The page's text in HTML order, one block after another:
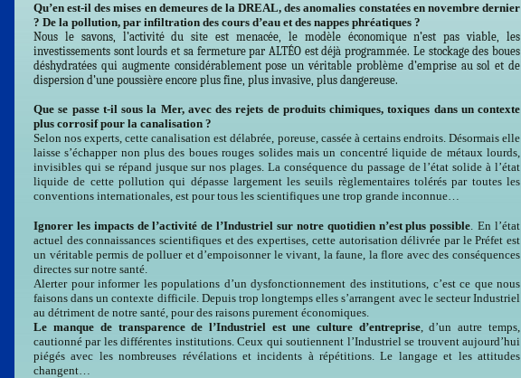
Qu’en est-il des mises en demeures de la DREAL, des anomalies constatées en novembre dernier
? De la pollution, par infiltration des cours d’eau et des nappes phréatiques ?
Nous le savons, l’activité du site est menacée, le modèle économique n’est pas viable, les
investissements sont lourds et sa fermeture par ALTÉO est déjà programmée. Le stockage des boues
déshydratées qui augmente considérablement pose un véritable problème d’emprise au sol et de
dispersion d’une poussière encore plus fine, plus invasive, plus dangereuse.
Que se passe t-il sous la Mer, avec des rejets de produits chimiques, toxiques dans un contexte
plus corrosif pour la canalisation ?
Selon nos experts, cette canalisation est délabrée, poreuse, cassée à certains endroits. Désormais elle
laisse s’échapper non plus des boues rouges solides mais un concentré liquide de métaux lourds,
invisibles qui se répand jusque sur nos plages. La conséquence du passage de l’état solide à l’état
liquide de cette pollution qui dépasse largement les seuils règlementaires tolérés par toutes les
conventions internationales, est pour tous les scientifiques une trop grande inconnue…
Ignorer les impacts de l’activité de l’Industriel sur notre quotidien n’est plus possible. En l’état
actuel des connaissances scientifiques et des expertises, cette autorisation délivrée par le Préfet est
un véritable permis de polluer et d’empoisonner le vivant, la faune, la flore avec des conséquences
directes sur notre santé.
Alerter pour informer les populations d’un dysfonctionnement des institutions, c’est ce que nous
faisons dans un contexte difficile. Depuis trop longtemps elles s’arrangent avec le secteur Industriel
au détriment de notre santé, pour des raisons purement économiques.
Le manque de transparence de l’Industriel est une culture d’entreprise, d’un autre temps,
cautionné par les différentes institutions. Ceux qui soutiennent l’Industriel se trouvent aujourd’hui
piégés avec les nombreuses révélations et incidents à répétitions. Le langage et les attitudes
changent…